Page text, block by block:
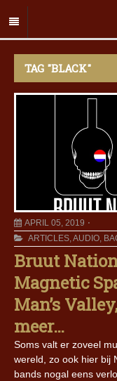
TAG "BLACK"
APRIL 05, 2019
ARTICLES,AUDIO,
Bruut
Magnetic
Man’s
meer…
Soms valt er zoveel
wereld, zo ook hier bij
bands nogal eens